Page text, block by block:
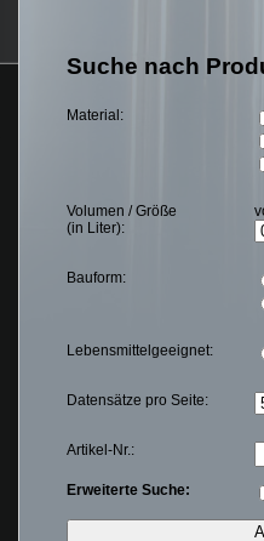
Suche nach
Material:
Volumen / Größe
(in Liter):
Bauform:
Lebensmittelgeeignet:
Datensätze pro Seite:
Artikel-Nr.:
Erweiterte Suche: